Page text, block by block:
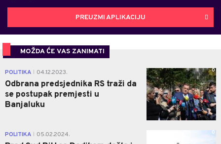
PREUZMI APLIKACIJU
MOŽDA ĆE VAS ZANIMATI
POLITIKA 04.12.2023.
Odbrana predsjednika RS traži da
se postupak premjesti u
Banjaluku
0
POLITIKA 05.02.2024. 0